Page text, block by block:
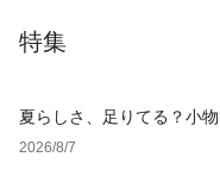
特集
夏らしさ、足りてる？小
2026/8/7